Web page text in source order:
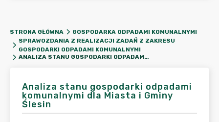
STRONA GŁÓWNA
GOSPODARKA ODPADAMI KOMUNALNYMI
SPRAWOZDANIA Z REALIZACJI ZADAŃ Z ZAKRESU
GOSPODARKI ODPADAMI KOMUNALNYMI
ANALIZA STANU GOSPODARKI ODPADAMI KOMUNALNYMI DLA MIASTA I GMINY ŚLESIN
Analiza stanu gospodarki odpadami
komunalnymi dla Miasta i Gminy
Ślesin